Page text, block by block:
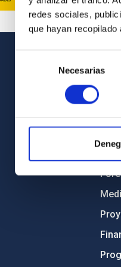
redes sociales,
que hayan
consentimiento
Necesarias